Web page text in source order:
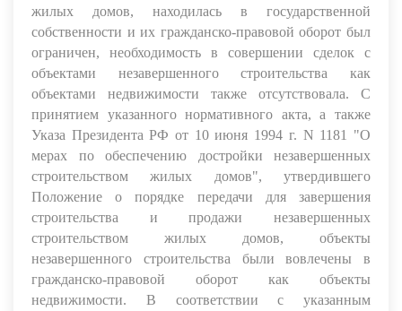
жилых домов, находилась в государственной
собственности и их гражданско-правовой оборот был
ограничен, необходимость в совершении сделок с
объектами незавершенного строительства как
объектами недвижимости также отсутствовала. С
принятием указанного нормативного акта, а также
Указа Президента РФ от 10 июня 1994 г. N 1181 "О
мерах по обеспечению достройки незавершенных
строительством жилых домов", утвердившего
Положение о порядке передачи для завершения
строительства и продажи незавершенных
строительством жилых домов, объекты
незавершенного строительства были вовлечены в
гражданско-правовой оборот как объекты
недвижимости. В соответствии с указанным